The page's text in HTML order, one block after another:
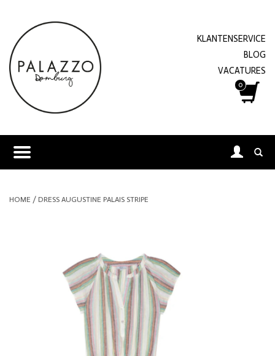
KLANTENSERVICE
BLOG
VACATURES
0
HOME / DRESS AUGUSTINE PALAIS STRIPE